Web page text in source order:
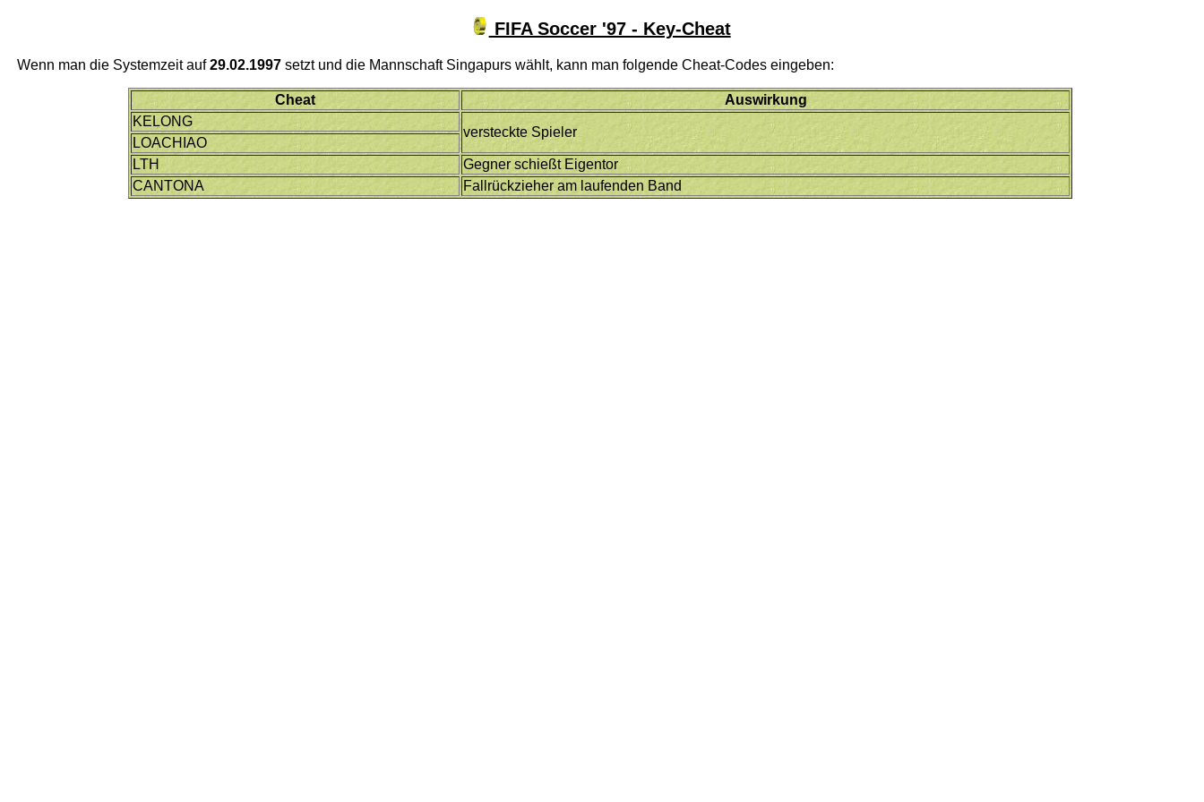
FIFA Soccer '97 - Key-Cheat
Wenn man die Systemzeit auf29.02.1997setzt und die Mannschaft Singapurs wählt, kann man folgende Cheat-Codes eingeben:
Cheat
Auswirkung
KELONG
versteckte Spieler
LOACHIAO
LTH
Gegner schießt Eigentor
CANTONA
Fallrückzieher am laufenden Band